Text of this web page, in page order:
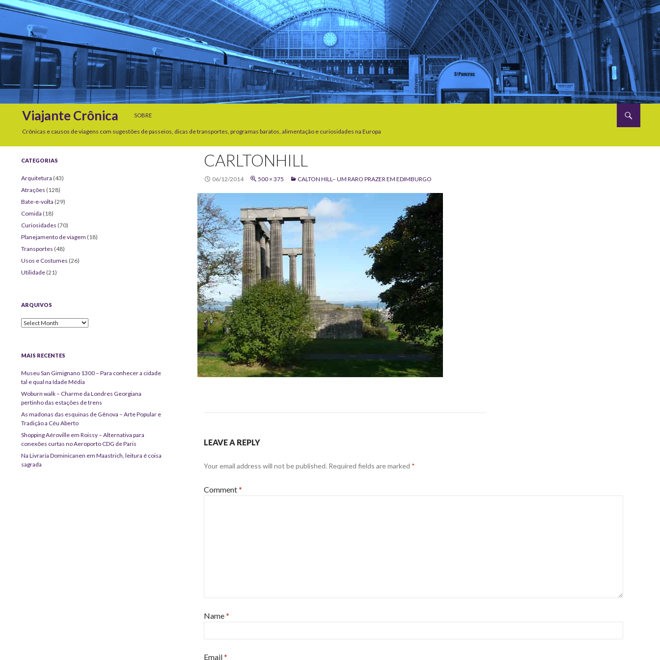
Viajante Crônica
SOBRE
Crônicas e causos de viagens com sugestões de passeios, dicas de transportes, programas baratos, alimentação e curiosidades na Europa
CARLTONHILL
06/12/2014 500 × 375 CALTON HILL– UM RARO PRAZER EM EDIMBURGO
LEAVE A REPLY
Your email address will not be published. Required fields are marked *
Comment*
Name*
Email*
CATEGORIAS
Arquitetura (43)
Atrações (128)
Bate-e-volta (29)
Comida (18)
Curiosidades (70)
Planejamento de viagem (18)
Transportes (48)
Usos e Costumes (26)
Utilidade (21)
ARQUIVOS
Arquivos
MAIS RECENTES
Museu San Gimignano 1300 – Para conhecer a cidade
tal e qual na Idade Média
Woburn walk – Charme da Londres Georgiana
pertinho das estações de trens
As madonas das esquinas de Gênova – Arte Popular e
Tradição a Céu Aberto
Shopping Aéroville em Roissy – Alternativa para
conexões curtas no Aeroporto CDG de Paris
Na Livraria Dominicanen em Maastrich, leitura é coisa
sagrada